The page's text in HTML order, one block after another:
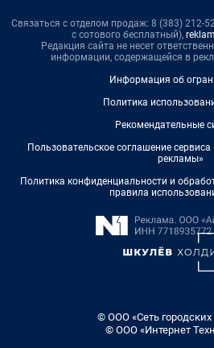
Связаться с отделом продаж: 8 (383) 212-
с сотового бесплатный),
Редакция сайта не несет
информации, содержащейся в
Информация об
Политика
Рекомендательные
Пользовательское соглашение
рекламы»
Политика конфиденциальности и
правила
© ООО «Сеть городских
© ООО «Интернет